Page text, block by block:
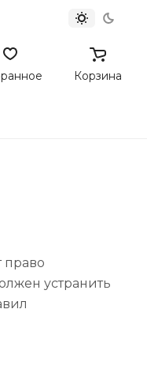
Корзина
право
устранить